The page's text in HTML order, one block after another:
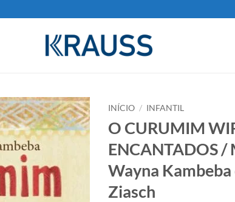
Adicionar
INÍCIO / INFANTIL
O CURUMIM
ENCANTADOS /
Wayna Kambeba
Ziasch